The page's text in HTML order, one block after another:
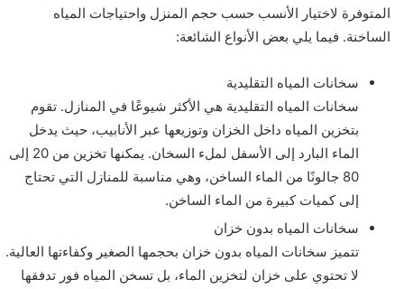
المتوفرة لاختيار الأنسب حسب حجم المنزل واحتياجات المياه
الساخنة. فيما يلي بعض الأنواع الشائعة:
سخانات المياه التقليدية
سخانات المياه التقليدية هي الأكثر شيوعًا في المنازل. تقوم
بتخزين المياه داخل الخزان وتوزيعها عبر الأنابيب، حيث يدخل
الماء البارد إلى الأسفل لملء السخان. يمكنها تخزين من 20 إلى
80 جالونًا من الماء الساخن، وهي مناسبة للمنازل التي تحتاج
إلى كميات كبيرة من الماء الساخن.
سخانات المياه بدون خزان
تتميز سخانات المياه بدون خزان بحجمها الصغير وكفاءتها العالية.
لا تحتوي على خزان لتخزين الماء، بل تسخن المياه فور تدفقها